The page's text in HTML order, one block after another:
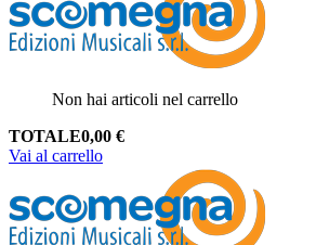
Non hai articoli nel carrello
TOTALE0,00 €
Vai al carrello